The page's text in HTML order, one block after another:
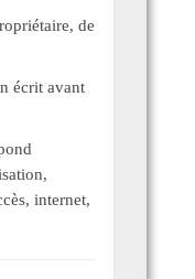
de
écrit avant
internet,